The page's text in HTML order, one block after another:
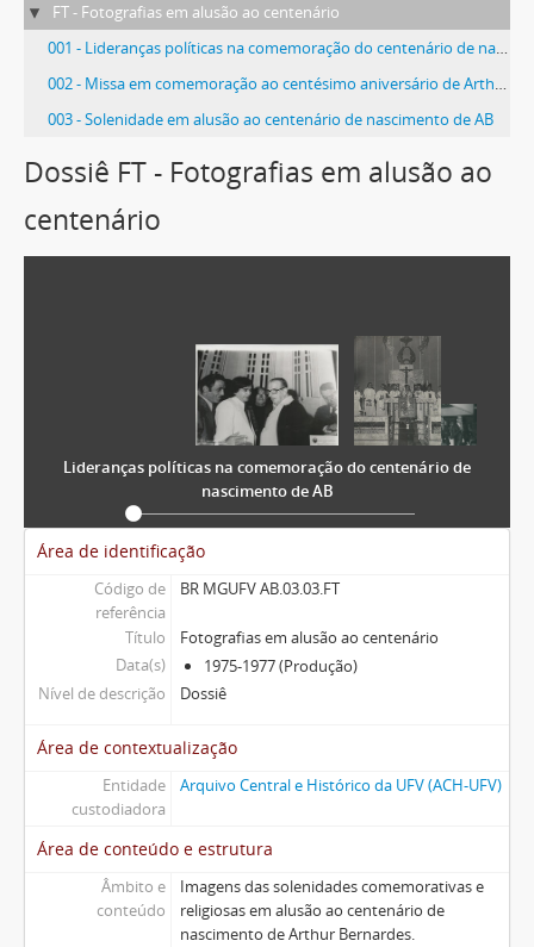
FT - Fotografias em alusão ao centenário
001 - Lideranças políticas na comemoração do centenário de nascimento de AB
002 - Missa em comemoração ao centésimo aniversário de Arthur Bernardes.
003 - Solenidade em alusão ao centenário de nascimento de AB
Dossiê FT - Fotografias em alusão ao
centenário
Lideranças políticas na comemoração do centenário de
nascimento de AB
Área de identificação
Código de
referência
BR MGUFV AB.03.03.FT
Título
Fotografias em alusão ao centenário
Data(s)
1975-1977 (Produção)
Nível de descrição
Dossiê
Área de contextualização
Entidade
custodiadora
Arquivo Central e Histórico da UFV (ACH-UFV)
Área de conteúdo e estrutura
Âmbito e
conteúdo
Imagens das solenidades comemorativas e
religiosas em alusão ao centenário de
nascimento de Arthur Bernardes.